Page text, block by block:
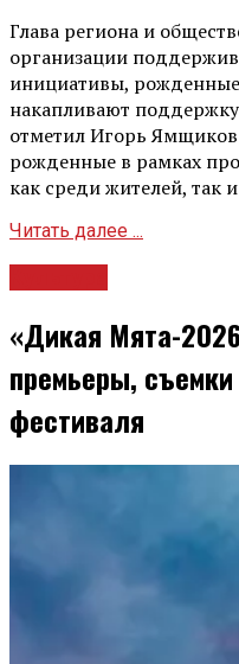
Глава региона и
организации
инициативы,
накапливают
отметил Игорь
рожденные в рамках
как среди жителей, так
Читать далее ...
«Дикая Мята-
премьеры,
фестиваля